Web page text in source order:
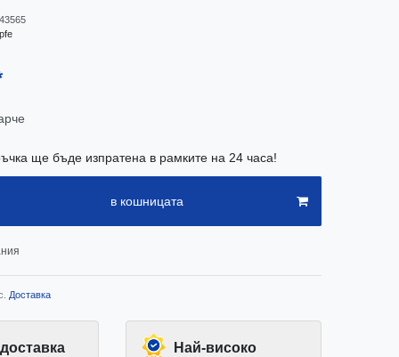
ще бъде изпратена в рамките на 24 часа!
в кошницата
Доставка
Най-високо